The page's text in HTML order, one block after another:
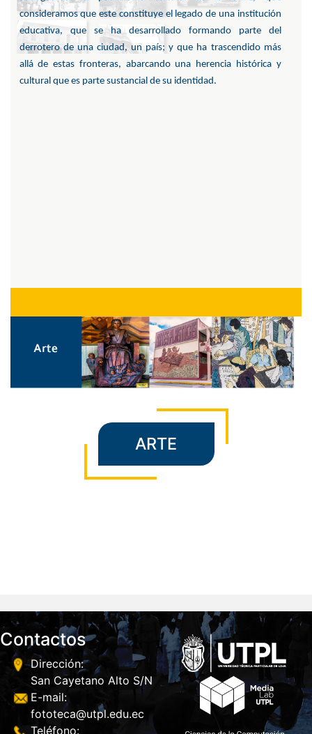
consideramos que este constituye el legado de una institución
educativa, que se ha desarrollado formando parte del
derrotero de una ciudad, un país; y que ha trascendido más
allá de estas fronteras, abarcando una herencia histórica y
cultural que es parte sustancial de su identidad.
Contactos
Dirección:
San Cayetano Alto S/N
E-mail:
fototeca@utpl.edu.ec
Teléfono: